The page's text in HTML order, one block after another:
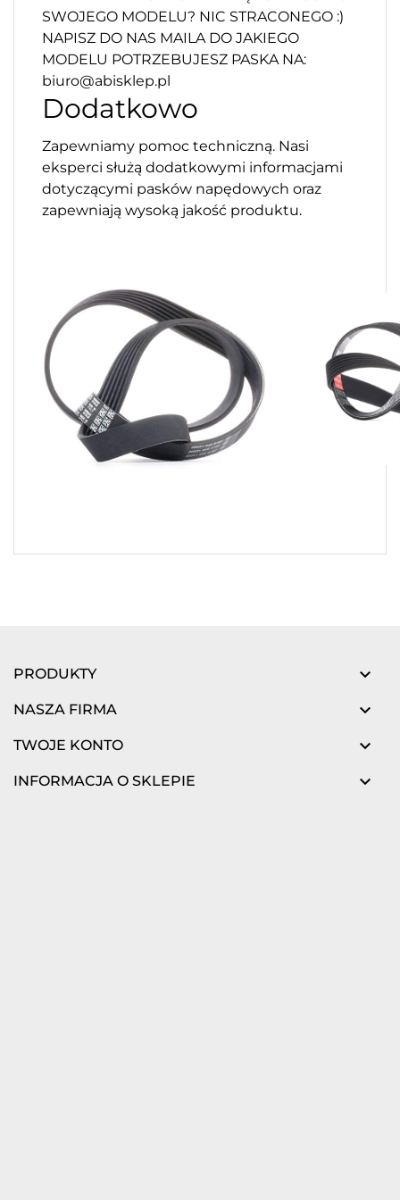
SWOJEGO MODELU? NIC STRACONEGO :)
NAPISZ DO NAS MAILA DO JAKIEGO
MODELU POTRZEBUJESZ PASKA NA:
biuro@abisklep.pl
Dodatkowo
Zapewniamy pomoc techniczną. Nasi
eksperci służą dodatkowymi informacjami
dotyczącymi pasków napędowych oraz
zapewniają wysoką jakość produktu.
PRODUKTY 
NASZA FIRMA 
TWOJE KONTO 
INFORMACJA O SKLEPIE 